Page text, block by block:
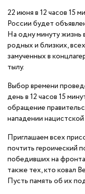
22 июня в 12 часов 15
России будет
На одну минуту жизнь
родных и близких,
замученных в
тылу.
Выбор времени
день в 12 часов 15
обращение
нападении
Приглашаем всех
почтить героический
победивших на
также тех, кто ковал
Пусть память об их